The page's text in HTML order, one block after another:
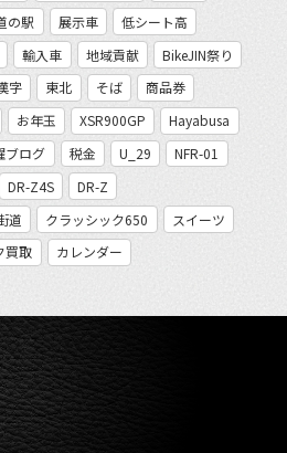
の駅 展示車
低シート高
輸入車 地域貢献
BikeJIN祭り
字 東北 そば
商品券
お年玉 XSR900GP
Hayabusa
ブログ 税金 U_29
NFR-01
DR-Z4S
DR-Z
道 クラッシック650
スイーツ
買取 カレンダー